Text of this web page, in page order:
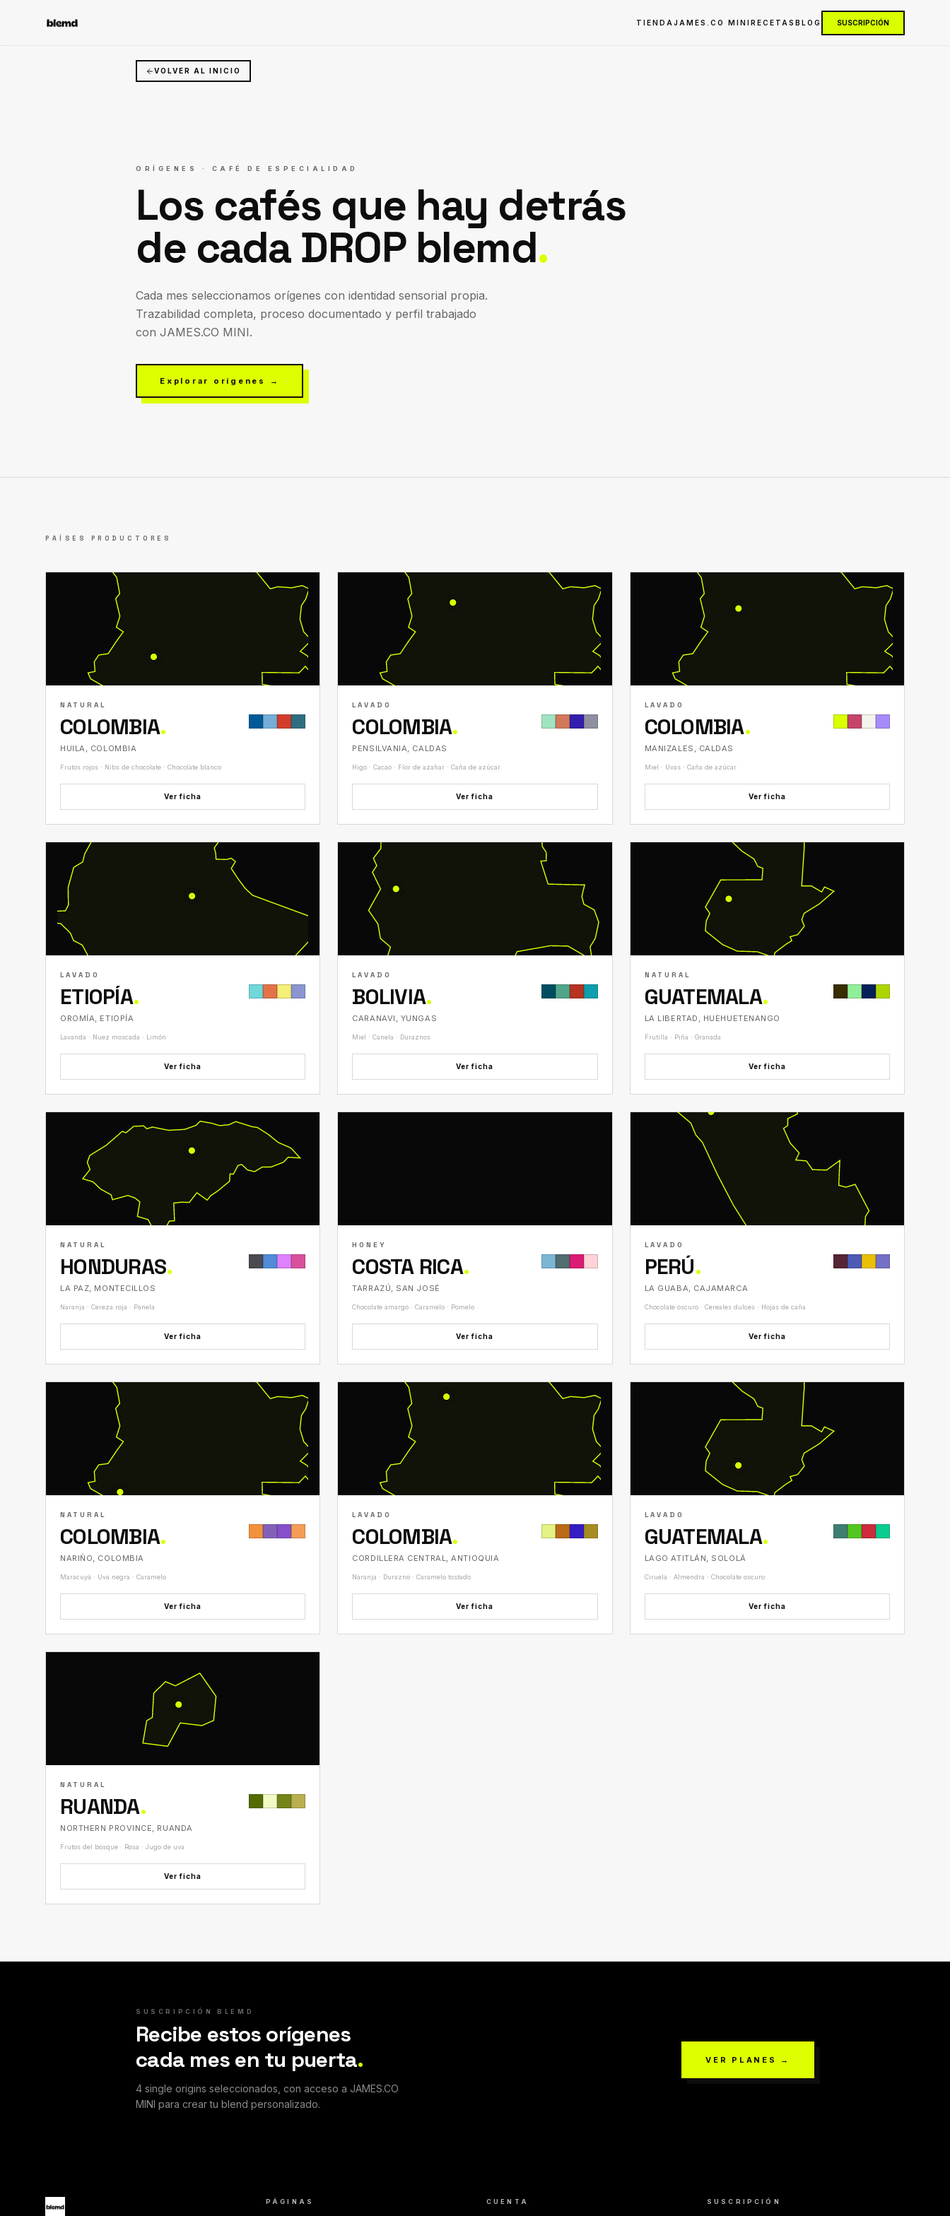
TIENDA JAMES.CO MINI RECETAS BLOG SUSCRIPCIÓN
VOLVER AL INICIO
ORÍGENES · CAFÉ DE ESPECIALIDAD
Los cafés que hay detrás
de cada DROP blemd.
Cada mes seleccionamos orígenes con identidad sensorial propia.
Trazabilidad completa, proceso documentado y perfil trabajado
con JAMES.CO MINI.
Explorar orígenes →
PAÍSES PRODUCTORES
NATURAL
COLOMBIA.
HUILA, COLOMBIA
Frutos rojos · Nibs de chocolate · Chocolate blanco
Ver ficha
LAVADO
COLOMBIA.
PENSILVANIA, CALDAS
Higo · Cacao · Flor de azahar · Caña de azúcar
Ver ficha
LAVADO
COLOMBIA.
MANIZALES, CALDAS
Miel · Uvas · Caña de azúcar
Ver ficha
LAVADO
ETIOPÍA.
OROMÍA, ETIOPÍA
Lavanda · Nuez moscada · Limón
Ver ficha
LAVADO
BOLIVIA.
CARANAVI, YUNGAS
Miel · Canela · Duraznos
Ver ficha
NATURAL
GUATEMALA.
LA LIBERTAD, HUEHUETENANGO
Frutilla · Piña · Granada
Ver ficha
NATURAL
HONDURAS.
LA PAZ, MONTECILLOS
Naranja · Cereza roja · Panela
Ver ficha
HONEY
COSTA RICA.
TARRAZÚ, SAN JOSÉ
Chocolate amargo · Caramelo · Pomelo
Ver ficha
LAVADO
PERÚ.
LA GUABA, CAJAMARCA
Chocolate oscuro · Cereales dulces · Hojas de caña
Ver ficha
NATURAL
COLOMBIA.
NARIÑO, COLOMBIA
Maracuyá · Uva negra · Caramelo
Ver ficha
LAVADO
COLOMBIA.
CORDILLERA CENTRAL, ANTIOQUIA
Naranja · Durazno · Caramelo tostado
Ver ficha
LAVADO
GUATEMALA.
LAGO ATITLÁN, SOLOLÁ
Ciruela · Almendra · Chocolate oscuro
Ver ficha
NATURAL
RUANDA.
NORTHERN PROVINCE, RUANDA
Frutos del bosque · Rosa · Jugo de uva
Ver ficha
SUSCRIPCIÓN BLEMD
Recibe estos orígenes
cada mes en tu puerta.
4 single origins seleccionados, con acceso a JAMES.CO
MINI para crear tu blend personalizado.
VER PLANES →
PÁGINAS CUENTA SUSCRIPCIÓN